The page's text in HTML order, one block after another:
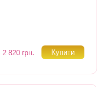
2 820 грн.